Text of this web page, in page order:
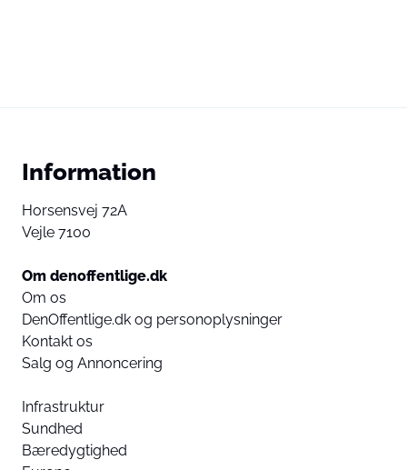
Information
Horsensvej 72A
Vejle 7100
Om denoffentlige.dk
Om os
DenOffentlige.dk og personoplysninger
Kontakt os
Salg og Annoncering
Infrastruktur
Sundhed
Bæredygtighed